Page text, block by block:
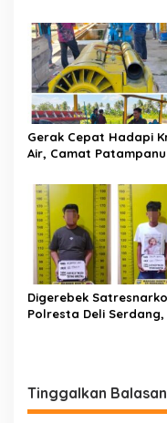
Gerak Cepat Hadapi
Air, Camat
Demi Selamatkan
Hektare Sawah Warga
Digerebek
Polresta Deli Serdang,
Tinggalkan Balasan